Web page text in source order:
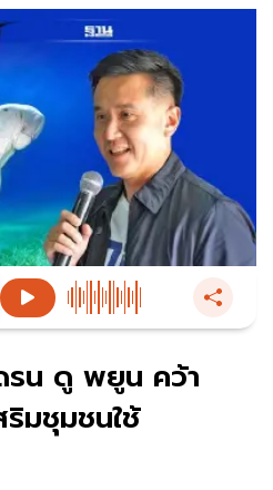
รน ดู พยูน คว้า
มชุมชนใช้